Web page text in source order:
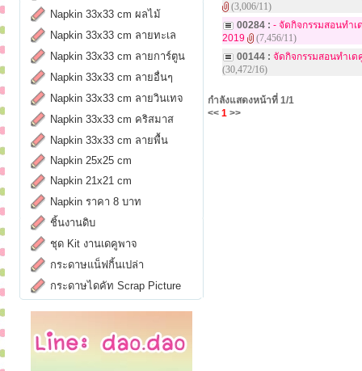
Napkin 33x33 cm ผลไม้
Napkin 33x33 cm ลายทะเล
Napkin 33x33 cm ลายการ์ตูน
Napkin 33x33 cm ลายอื่นๆ
Napkin 33x33 cm ลายวินเทจ
Napkin 33x33 cm คริสมาส
Napkin 33x33 cm ลายพื้น
Napkin 25x25 cm
Napkin 21x21 cm
Napkin ราคา 8 บาท
ชิ้นงานดิบ
ชุด Kit งานเดคูพาจ
กระดาษแน็ฟกิ้นเปล่า
กระดาษไดคัท Scrap Picture
(3,006/11)
00284 : - จัดกิจกรรมสอนทำ
2019
(7,456/11)
00144 : จัดกิจกรรมสอนทำเ
(30,472/16)
กำลังแสดงหน้าที่ 1/1
<< 1 >>